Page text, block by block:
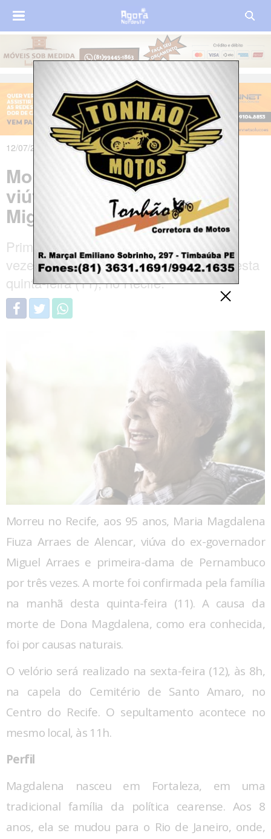
12/07/2024 às 08h28m
Morre Magdalena Arraes,
viúva do ex-governador
Miguel Arraes, aos 95 anos
Primeira-dama de Pernambuco por três
vezes, ela morreu de causas naturais nesta
quinta-feira (11), no Recife.
Morreu no Recife, aos 95 anos, Maria Magdalena
Fiuza Arraes de Alencar, viúva do ex-governador
Miguel Arraes e primeira-dama de Pernambuco
por três vezes. A morte foi confirmada pela família
na manhã desta quinta-feira (11). A causa da
morte de Dona Magdalena, como era conhecida,
foi por causas naturais.
O velório será realizado na sexta-feira (12), às 8h,
na capela do Cemitério de Santo Amaro, no
Centro do Recife. O sepultamento acontece no
mesmo local, às 11h.
Perfil
Magdalena nasceu em Fortaleza, em uma
tradicional família da política cearense. Aos 8
anos, ela se mudou para o Rio de Janeiro, onde,